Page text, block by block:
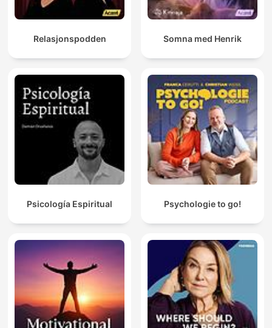
Relasjonspodden Somna med Henrik
Psicología Espiritual Psychologie to go!